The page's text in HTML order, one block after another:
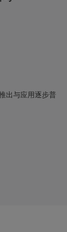
出与应用逐步普